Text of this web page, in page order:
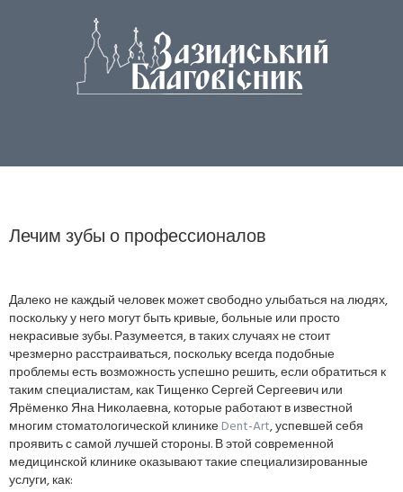
Лечим зубы о профессионалов
Далеко не каждый человек может свободно улыбаться на людях,
поскольку у него могут быть кривые, больные или просто
некрасивые зубы. Разумеется, в таких случаях не стоит
чрезмерно расстраиваться, поскольку всегда подобные
проблемы есть возможность успешно решить, если обратиться к
таким специалистам, как Тищенко Сергей Сергеевич или
Ярёменко Яна Николаевна, которые работают в известной
многим стоматологической клиникеDent-Art, успевшей себя
проявить с самой лучшей стороны. В этой современной
медицинской клинике оказывают такие специализированные
услуги, как: